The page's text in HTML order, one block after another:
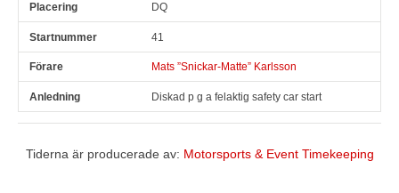
Pl Snr Anledning
DQ
41
Mats ”Snickar-Matte” Karlsson
Diskad p g a felaktig safety car start
Tiderna är producerade av: Motorsports & Event Timekeeping